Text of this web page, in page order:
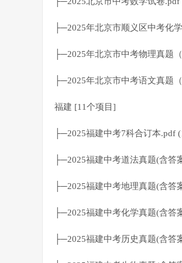
├─2025年北京市顺义区中考化
├─2025年北京市中考物理真题
├─2025年北京市中考语文真题
福建 [11个项目]
├─2025福建中考7科合订本.pdf
├─2025福建中考道法真题(含答
├─2025福建中考地理真题(含答
├─2025福建中考化学真题(含答
├─2025福建中考历史真题(含答